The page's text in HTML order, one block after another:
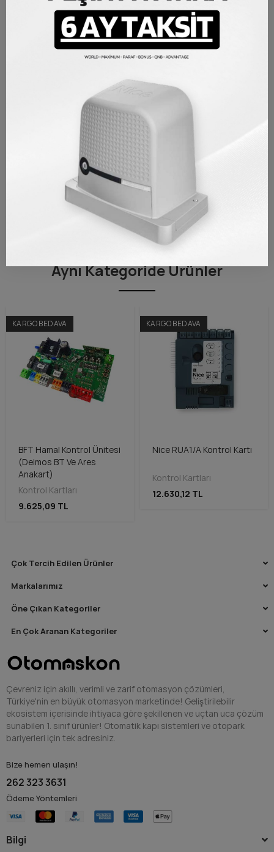
Cuppon KP-107 Kontrol Kartı; Cuppon Kontrol Kartı, Cuppon
Anakart, Cuppon Motor Beyni olarak da bilinir. Bahçe kapıları, yana
kayar kapı sistemleri vb. sistemlerinde kullanılmak üzere
tasarlanmıştır. Emniyet fotoseli, flaşör lamba veya harici buton
bağlantısı kolaylıkla yapılabilir. Bu sistemleri yönetmek için çeşitli
TAKSIT TABLOSU
YORUMLAR/SORU VE CEVAP
Aynı Kategoride Ürünler
KARGO BEDAVA
BFT Hamal Kontrol Ünitesi
(Deimos BT Ve Ares
Anakart)
Kontrol Kartları
9.625,09 TL
KARGO BEDAVA
Nice RUA1/A Kontrol Kartı
Kontrol Kartları
12.630,12 TL
Çok Tercih Edilen Ürünler
Markalarımız
Öne Çıkan Kategoriler
En Çok Aranan Kategoriler
Çevreniz için akıllı, verimli ve zarif otomasyon çözümleri,
Türkiye'nin en büyük otomasyon marketinde! Geliştirilebilir
ekosistem içerisinde ihtiyaca göre şekillenen ve uçtan uca çözüm
sunabilen 1. sınıf ürünler! Otomatik kapı sistemleri ve otopark
bariyerleri için tek adresiniz.
Bize hemen ulaşın!
262 323 3631
Ödeme Yöntemleri
Bilgi